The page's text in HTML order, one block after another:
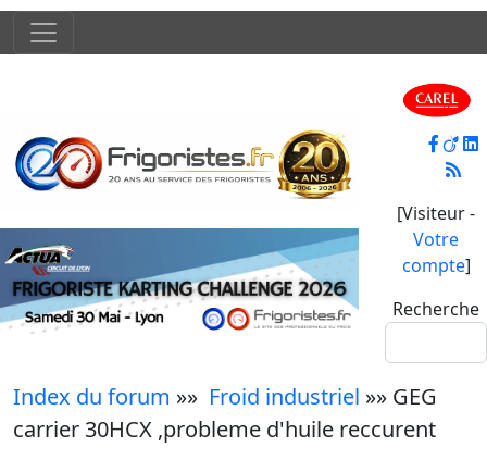
[Visiteur -
Votre
compte]
Recherche
Index du forum »» Froid industriel »» GEG
carrier 30HCX ,probleme d'huile reccurent